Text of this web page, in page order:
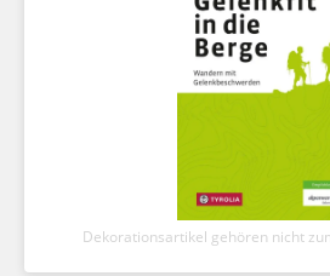
Dekorationsartikel gehören nicht